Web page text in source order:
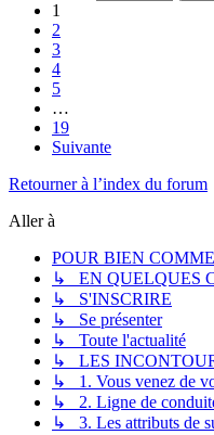
1
2
3
4
5
…
19
Suivante
Retourner à l’index du forum
Aller à
POUR BIEN
↳ EN QUELQUES
↳ S'INSCRIRE
↳ Se présenter
↳ Toute l'actualité
↳ LES
↳ 1. Vous venez de
↳ 2. Ligne de
↳ 3. Les attributs de